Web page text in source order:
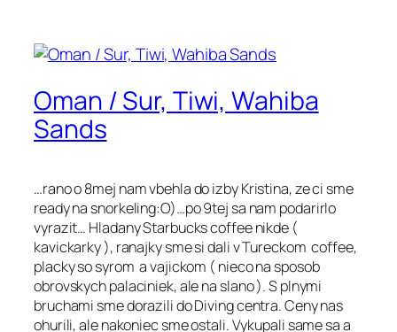
Oman / Sur, Tiwi, Wahiba
Sands
…rano o 8mej nam vbehla do izby Kristina, ze ci sme
ready na snorkeling:O)…po 9tej sa nam podarirlo
vyrazit… Hladany Starbucks coffee nikde (
kavickarky ), ranajky sme si dali v Tureckom coffee,
placky so syrom a vajickom ( nieco na sposob
obrovskych palaciniek, ale na slano ). S plnymi
bruchami sme dorazili do Diving centra. Ceny nas
ohurili, ale nakoniec sme ostali. Vykupali same sa a